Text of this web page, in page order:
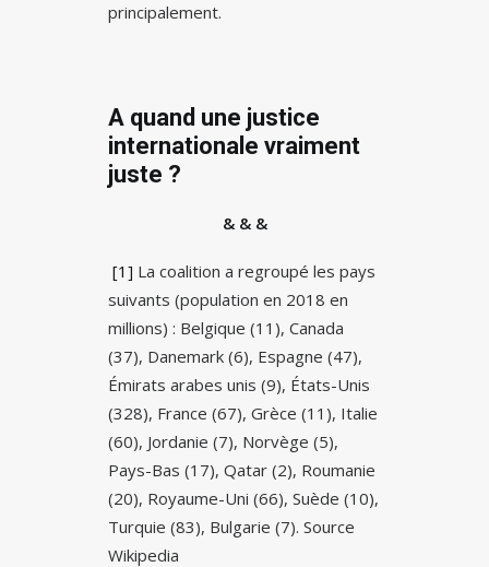
principalement.
A quand une justice
internationale vraiment
juste ?
& & &
[1] La coalition a regroupé les pays
suivants (population en 2018 en
millions) : Belgique (11), Canada
(37), Danemark (6), Espagne (47),
Émirats arabes unis (9), États-Unis
(328), France (67), Grèce (11), Italie
(60), Jordanie (7), Norvège (5),
Pays-Bas (17), Qatar (2), Roumanie
(20), Royaume-Uni (66), Suède (10),
Turquie (83), Bulgarie (7). Source
Wikipedia